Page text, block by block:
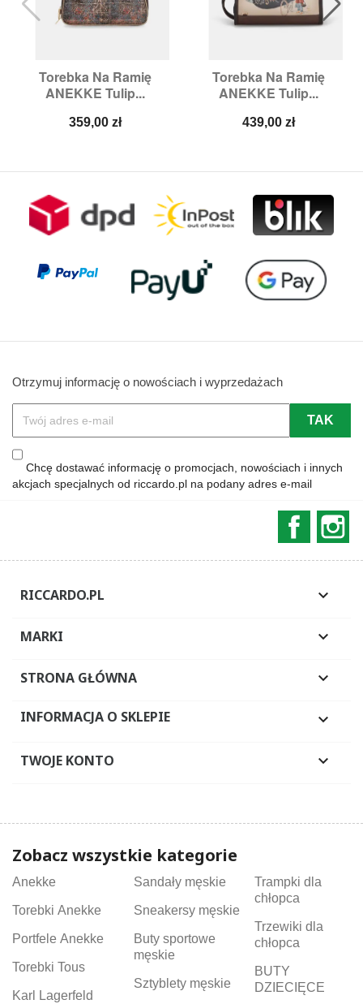
Torebka Na Ramię
ANEKKE Tulip...
Cena
359,00 zł
Torebka Na Ramię
ANEKKE Tulip...
Cena
439,00 zł
Otrzymuj informację o nowościach i wyprzedażach
Chcę dostawać informację o promocjach, nowościach i innych
akcjach specjalnych od riccardo.pl na podany adres e-mail
RICCARDO.PL 
MARKI 
STRONA GŁÓWNA 
INFORMACJA O SKLEPIE 
TWOJE KONTO 
Zobacz wszystkie kategorie
Anekke
Torebki Anekke
Portfele Anekke
Torebki Tous
Karl Lagerfeld
Sandały męskie
Sneakersy męskie
Buty sportowe
męskie
Sztyblety męskie
Trampki dla
chłopca
Trzewiki dla
chłopca
BUTY
DZIECIĘCE